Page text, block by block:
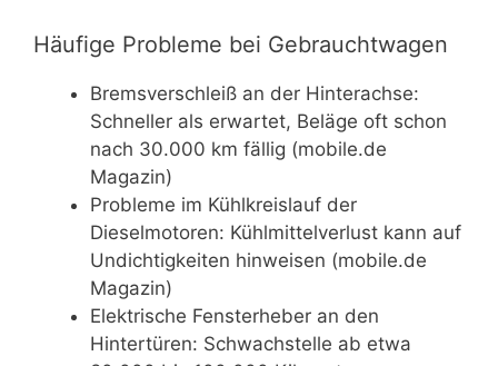
Häufige Probleme bei Gebrauchtwagen
Bremsverschleiß an der Hinterachse:
Schneller als erwartet, Beläge oft schon
nach 30.000 km fällig (mobile.de
Magazin)
Probleme im Kühlkreislauf der
Dieselmotoren: Kühlmittelverlust kann auf
Undichtigkeiten hinweisen (mobile.de
Magazin)
Elektrische Fensterheber an den
Hintertüren: Schwachstelle ab etwa